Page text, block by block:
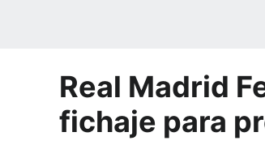
Real Madrid
fichaje para